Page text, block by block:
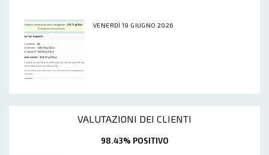
VENERDÌ 19 GIUGNO 2026
VALUTAZIONI DEI CLIENTI
98.43% POSITIVO